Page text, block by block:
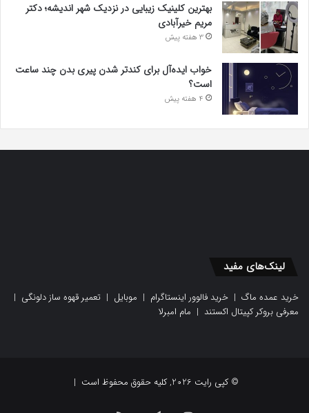
بهترین کلینیک زیبایی در نزدیک شهر اندیشه؛ دکتر
مریم خیرآبادی
3 هفته پیش
خواب ایده‌آل برای کندتر شدن پیری بدن چند ساعت
است؟
4 هفته پیش
لینک‌های مفید
خرید عمده ماگ | خرید فالوور اینستاگرام | موبایل | تعمیر قهوه ساز دلونگی |
معرفی بروکر کپیتال اکستند | مام امبرلا
© کپی رایت 2026, کلیه حقوق محفوظ است |